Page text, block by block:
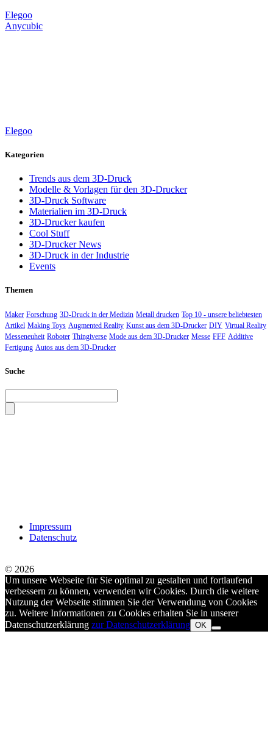
Elegoo
Anycubic
Elegoo
Kategorien
Trends aus dem 3D-Druck
Modelle & Vorlagen für den 3D-Drucker
3D-Druck Software
Materialien im 3D-Druck
3D-Drucker kaufen
Cool Stuff
3D-Drucker News
3D-Druck in der Industrie
Events
Themen
Maker Forschung 3D-Druck in der Medizin Metall drucken Top 10 - unsere beliebtesten
Artikel Making Toys Augmented Reality Kunst aus dem 3D-Drucker DIY Virtual Reality
Messeneuheit Roboter Thingiverse Mode aus dem 3D-Drucker Messe FFF Additive
Fertigung Autos aus dem 3D-Drucker
Suche
Impressum
Datenschutz
© 2026
Um unsere Webseite für Sie optimal zu gestalten und fortlaufend
verbessern zu können, verwenden wir Cookies. Durch die weitere
Nutzung der Webseite stimmen Sie der Verwendung von Cookies
zu. Weitere Informationen zu Cookies erhalten Sie in unserer
Datenschutzerklärung zur Datenschutzerklärung OK